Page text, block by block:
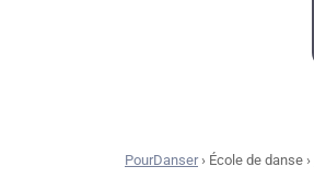
PourDanser› École de danse ›